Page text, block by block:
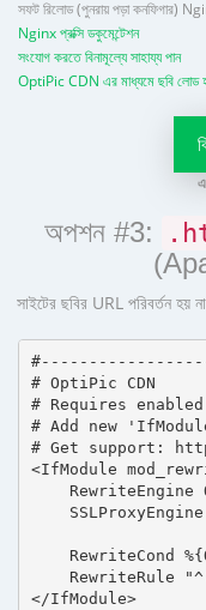
সফট রিলোড (পুনরায় পড়া কনফিগার)
Nginx প্রক্সি ডকুমেন্টেশন
সংযোগ করতে বিনামূল্যে সাহায্য পান
OptiPic CDN এর মাধ্যমে ছবি লোড
অপশন #3:
সাইটের ছবির URL পরিবর্তন
# OptiPic CDN
# Requires
# Add new
# Get support:
<IfModule
RewriteEngine
SSLProxyEngine
RewriteCond
RewriteRule
</IfModule>